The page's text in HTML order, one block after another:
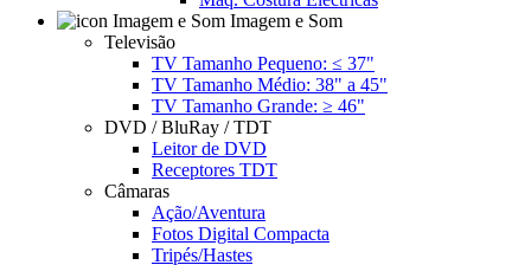
Imagem e Som
Televisão
TV Tamanho Pequeno: ≤ 37"
TV Tamanho Médio: 38" a 45"
TV Tamanho Grande: ≥ 46"
DVD / BluRay / TDT
Leitor de DVD
Receptores TDT
Câmaras
Ação/Aventura
Fotos Digital Compacta
Tripés/Hastes